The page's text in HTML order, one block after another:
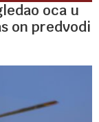
oca u
on predvodi